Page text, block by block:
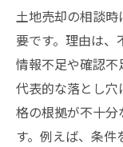
土地売却の相談
要です。理由は、
情報不足や確認不
代表的な落とし
格の根拠が不十
す。例えば、条